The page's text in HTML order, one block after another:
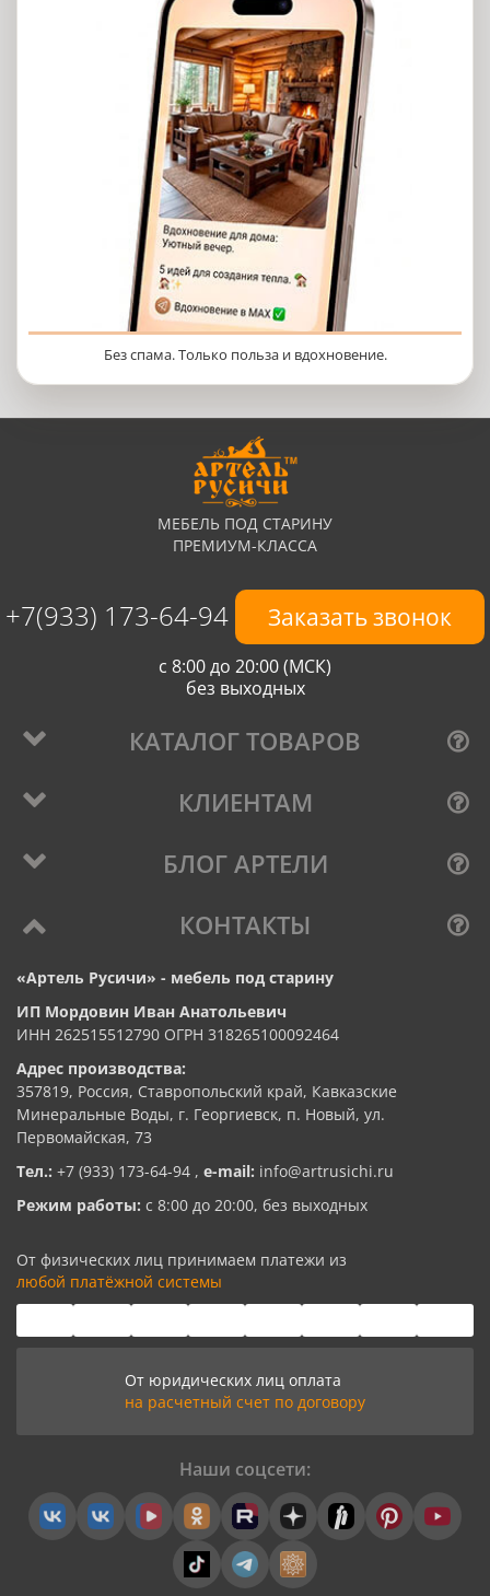
Без спама. Только польза и вдохновение.
МЕБЕЛЬ ПОД СТАРИНУ
ПРЕМИУМ-КЛАССА
+7(933) 173-64-94 Заказать звонок
с 8:00 до 20:00 (МСК)
без выходных
КАТАЛОГ ТОВАРОВ
КЛИЕНТАМ
БЛОГ АРТЕЛИ
КОНТАКТЫ
«Артель Русичи» - мебель под старину
ИП Мордовин Иван Анатольевич
ИНН 262515512790 ОГРН 318265100092464
Адрес производства:
357819, Россия, Ставропольский край, Кавказские
Минеральные Воды, г. Георгиевск, п. Новый, ул.
Первомайская, 73
Тел.: +7 (933) 173-64-94 , e-mail: info@artrusichi.ru
Режим работы: с 8:00 до 20:00, без выходных
От физических лиц принимаем платежи из
любой платёжной системы
От юридических лиц оплата
на расчетный счет по договору
Наши соцсети: